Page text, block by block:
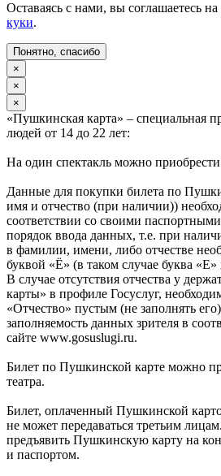
Оставаясь с нами, вы соглашаетесь
куки.
Понятно, спасибо
×
×
×
«Пушкинская карта» – специальная
людей от 14 до 22 лет:
На один спектакль можно приобрести
Данные для покупки билета по
имя и отчество (при наличии))
соответствии со своими
порядок ввода данных, т.е. при
в фамилии, имени, либо отчестве
буквой «Ё» (в таком случае буква
В случае отсутствия отчества у
карты» в профиле Госуслуг,
«Отчество» пустым (не заполнять
заполняемость данных зрителя в
сайте www.gosuslugi.ru.
Билет по Пушкинской карте можно
театра.
Билет, оплаченный Пушкинской
не может передаваться третьим
предъявить Пушкинскую карту на
и паспортом.